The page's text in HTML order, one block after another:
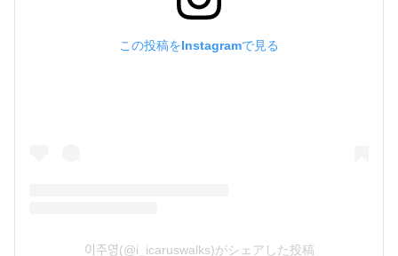
この投稿をInstagramで見る
이주영(@i_icaruswalks)がシェアした投稿